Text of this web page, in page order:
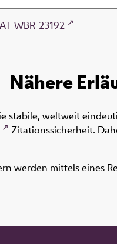
WBR-23192
Nähere
stabile, weltweit
Zitationssicherheit.
werden mittels eines